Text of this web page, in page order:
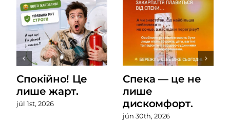
Спокійно! Це
лише жарт.
júl 1st, 2026
Спека — це не
лише
дискомфорт.
jún 30th, 2026